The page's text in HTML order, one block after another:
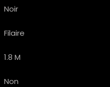
Noir
Filaire
1.8 M
Non